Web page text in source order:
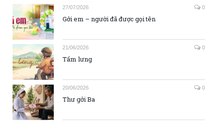
27/07/2026 0
Gởi em – người đã được gọi tên
21/06/2026 0
Tấm lưng
20/06/2026 0
Thư gởi Ba